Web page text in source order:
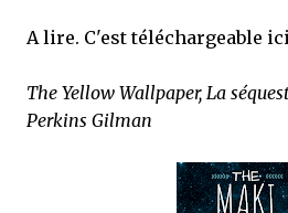
A lire. C'est téléchargeable
The Yellow Wallpaper, La
Perkins Gilman